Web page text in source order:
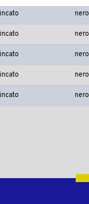
nero
nero
nero
nero
nero